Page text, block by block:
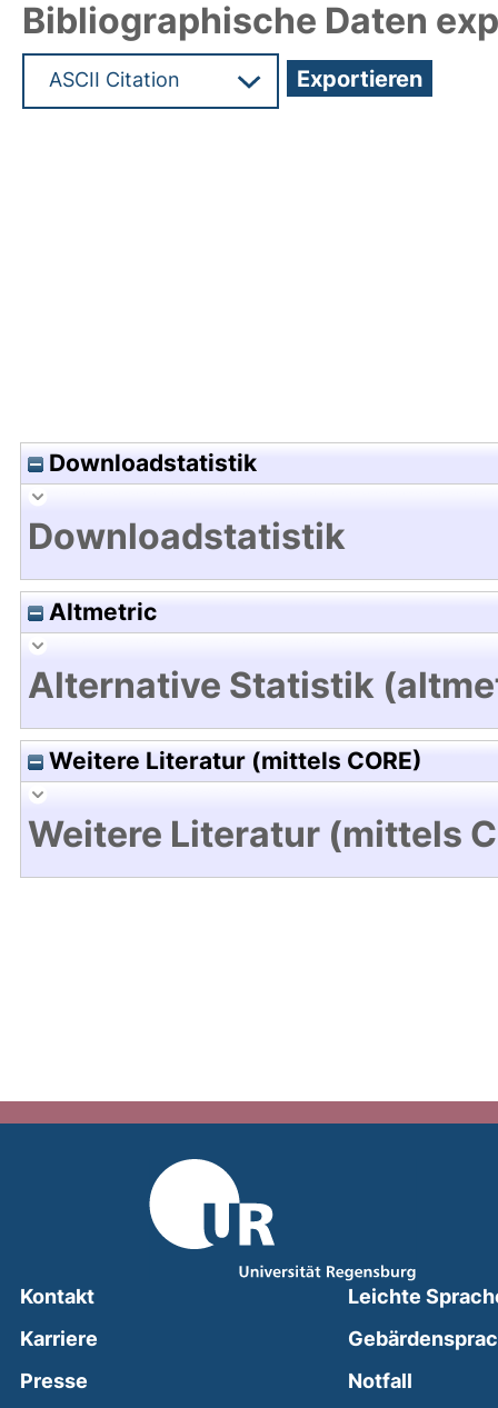
Bibliographische Daten
Downloadstatistik
Downloadstatistik
Altmetric
Alternative Statistik
Weitere Literatur (mittels CORE)
Weitere Literatur (mittels
Kontakt
Karriere
Presse
Leichte
Notfall